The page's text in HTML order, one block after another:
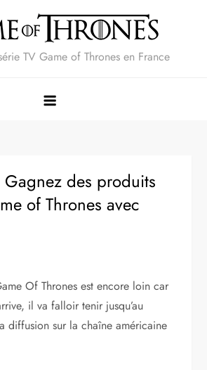
TV Game of Thrones en France
des produits
of Thrones avec
Of Thrones est encore loin car
il va falloir tenir jusqu’au
diffusion sur la chaîne américaine